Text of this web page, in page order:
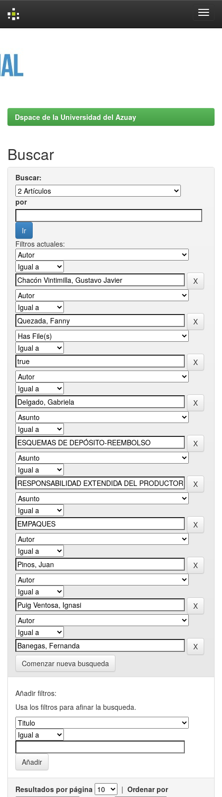
Dspace de la Universidad del Azuay
Buscar
Buscar:
por
Filtros actuales:
Comenzar nueva busqueda
Añadir filtros:
Usa los filtros para afinar la busqueda.
Resultados por página | Ordenar por